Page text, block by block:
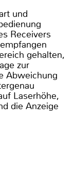
und
Receivers
gehalten,
zur
Abweichung
Laserhöhe,
die Anzeige